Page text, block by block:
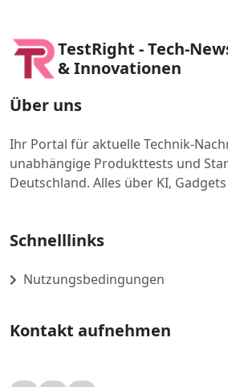
TestRight - Tech-
& Innovationen
Über uns
Ihr Portal für aktuelle Technik-
unabhängige Produkttests und
Deutschland. Alles über KI,
Schnelllinks
Nutzungsbedingungen
Kontakt aufnehmen